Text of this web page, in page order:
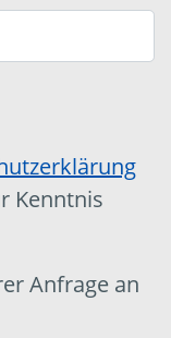
Kenntnis
Anfrage an